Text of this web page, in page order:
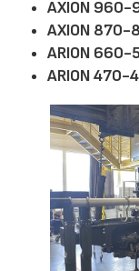
AXION 960-
AXION
ARION
ARION 470-